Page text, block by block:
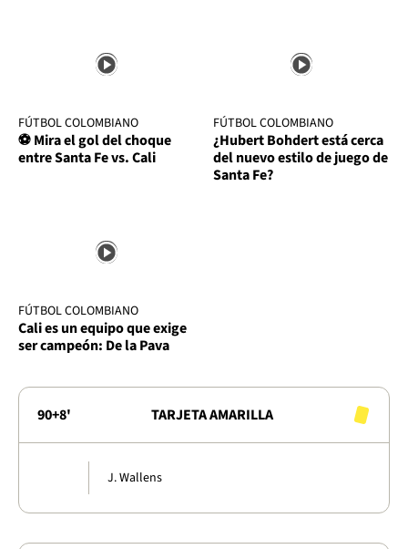
FÚTBOL COLOMBIANO
⚽ Mira el gol del choque
entre Santa Fe vs. Cali
FÚTBOL COLOMBIANO
¿Hubert Bohdert está cerca
del nuevo estilo de juego de
Santa Fe?
FÚTBOL COLOMBIANO
Cali es un equipo que exige
ser campeón: De la Pava
90+8' TARJETA AMARILLA
J. Wallens